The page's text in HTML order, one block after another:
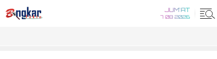
JUM'AT
7 08 2026